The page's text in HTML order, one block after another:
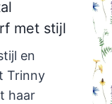
met stijl
en
Trinny
haar